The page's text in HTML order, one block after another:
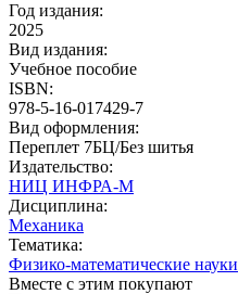
Год издания:
2025
Вид издания:
Учебное пособие
ISBN:
978-5-16-017429-7
Вид оформления:
Переплет 7БЦ/Без шитья
Издательство:
НИЦ ИНФРА-М
Дисциплина:
Механика
Тематика:
Физико-математические науки
Вместе с этим покупают